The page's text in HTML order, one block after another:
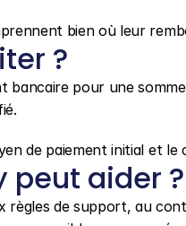
bien où leur
?
pour une
de paiement initial et le
peut aider ?
de support, au